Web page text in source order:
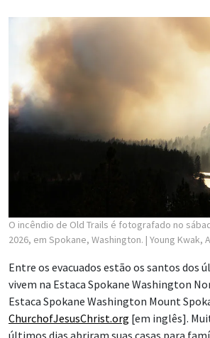
O incêndio de Old Trails é fotografado no
2026, em Spokane, Washington. | Young Kwak,
Entre os evacuados estão os santos dos
vivem na Estaca Spokane Washington
Estaca Spokane Washington Mount
ChurchofJesusChrist.org [em inglês].
últimos dias abriram suas casas para